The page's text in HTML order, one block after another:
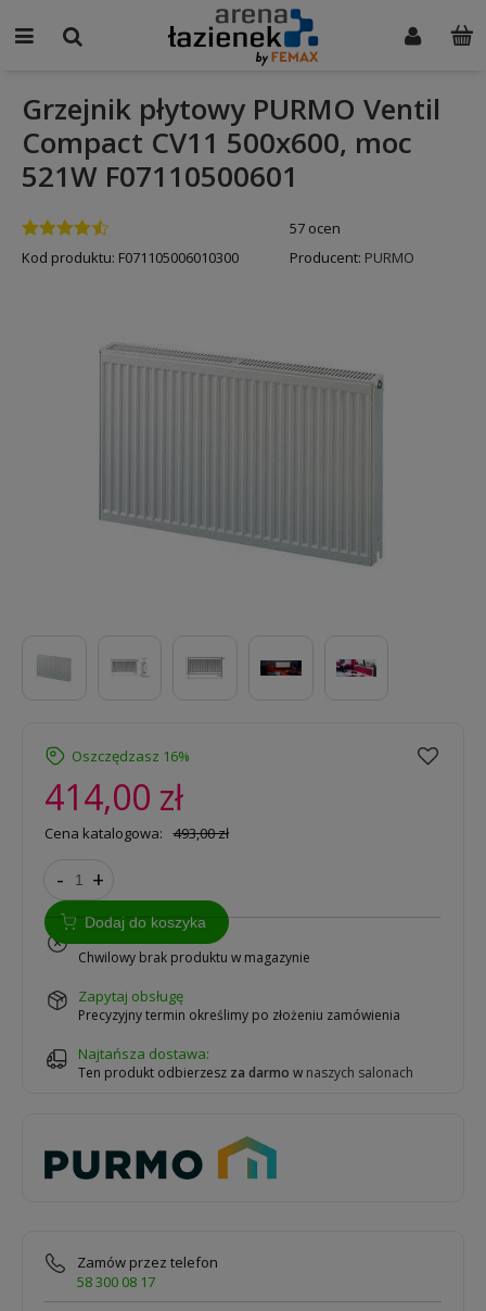
Grzejnik płytowy PURMO Ventil
Compact CV11 500x600, moc
521W F07110500601
57 ocen
Kod produktu: F071105006010300 Producent: PURMO
Oszczędzasz 16%
414,00 zł
Cena katalogowa: 493,00 zł
- +
Dodaj do koszyka
Chwilowy brak produktu w magazynie
zapytaj obsługę
Precyzyjny termin określimy po złożeniu zamówienia
Najtańsza dostawa:
Ten produkt odbierzesz za darmo w naszych salonach
Zamów przez telefon
58 300 08 17